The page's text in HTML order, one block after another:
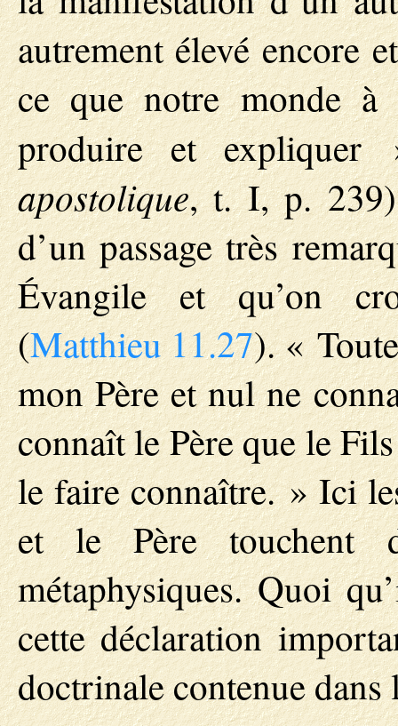
autrement élevé encore
ce que notre monde à
produire et
apostolique, t. I, p.
d’un passage très
Évangile et qu’on
(Matthieu 11.27). «
mon Père et nul ne
connaît le Père que le
le faire connaître. » Ici
et le Père touchent
métaphysiques. Quoi
cette déclaration
doctrinale contenue